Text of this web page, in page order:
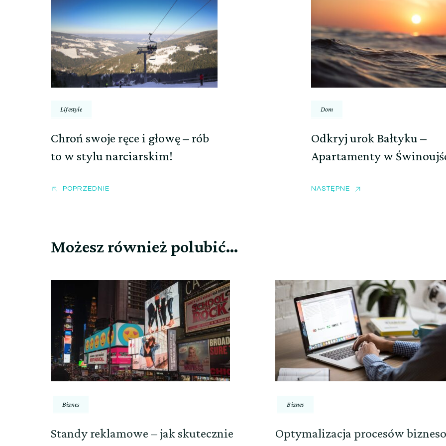
Nawigacja
wpisu
Lifestyle
Chroń swoje ręce i głowę – rób
to w stylu narciarskim!
POPRZEDNIE
Dom
Odkryj urok Bałtyku –
Apartamenty w
NASTĘPNE
Możesz również polubić…
Biznes
Standy reklamowe – jak skutecznie
Biznes
Optymalizacja procesów